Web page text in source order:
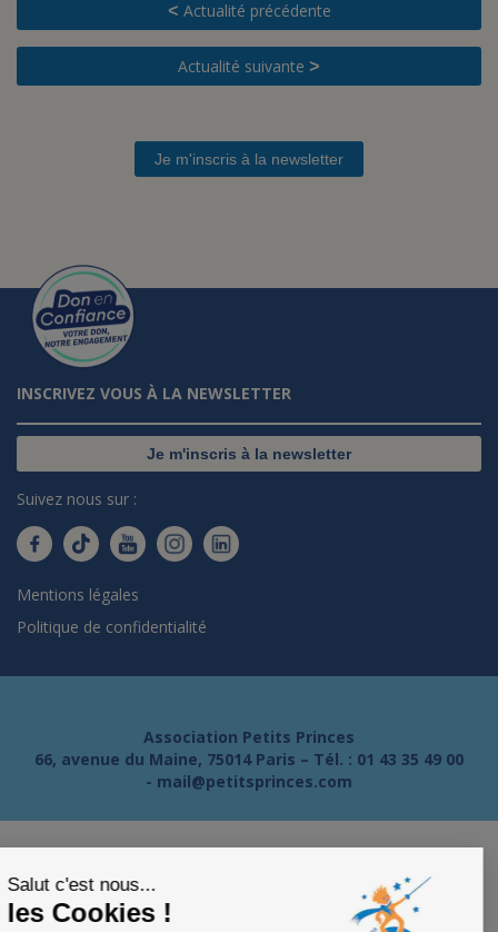
Salut c'est nous...
les Cookies !
< Actualité précédente
Actualité suivante >
Je m'inscris à la newsletter
INSCRIVEZ VOUS À LA NEWSLETTER
Je m'inscris à la newsletter
Suivez nous sur :
Mentions légales
Politique de confidentialité
Association Petits Princes
66, avenue du Maine, 75014 Paris – Tél. : 01 43 35 49 00
- mail@petitsprinces.com